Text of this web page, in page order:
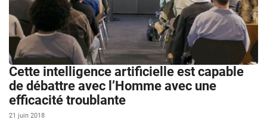
Cette intelligence artificielle est capable
de débattre avec l’Homme avec une
efficacité troublante
21 juin 2018